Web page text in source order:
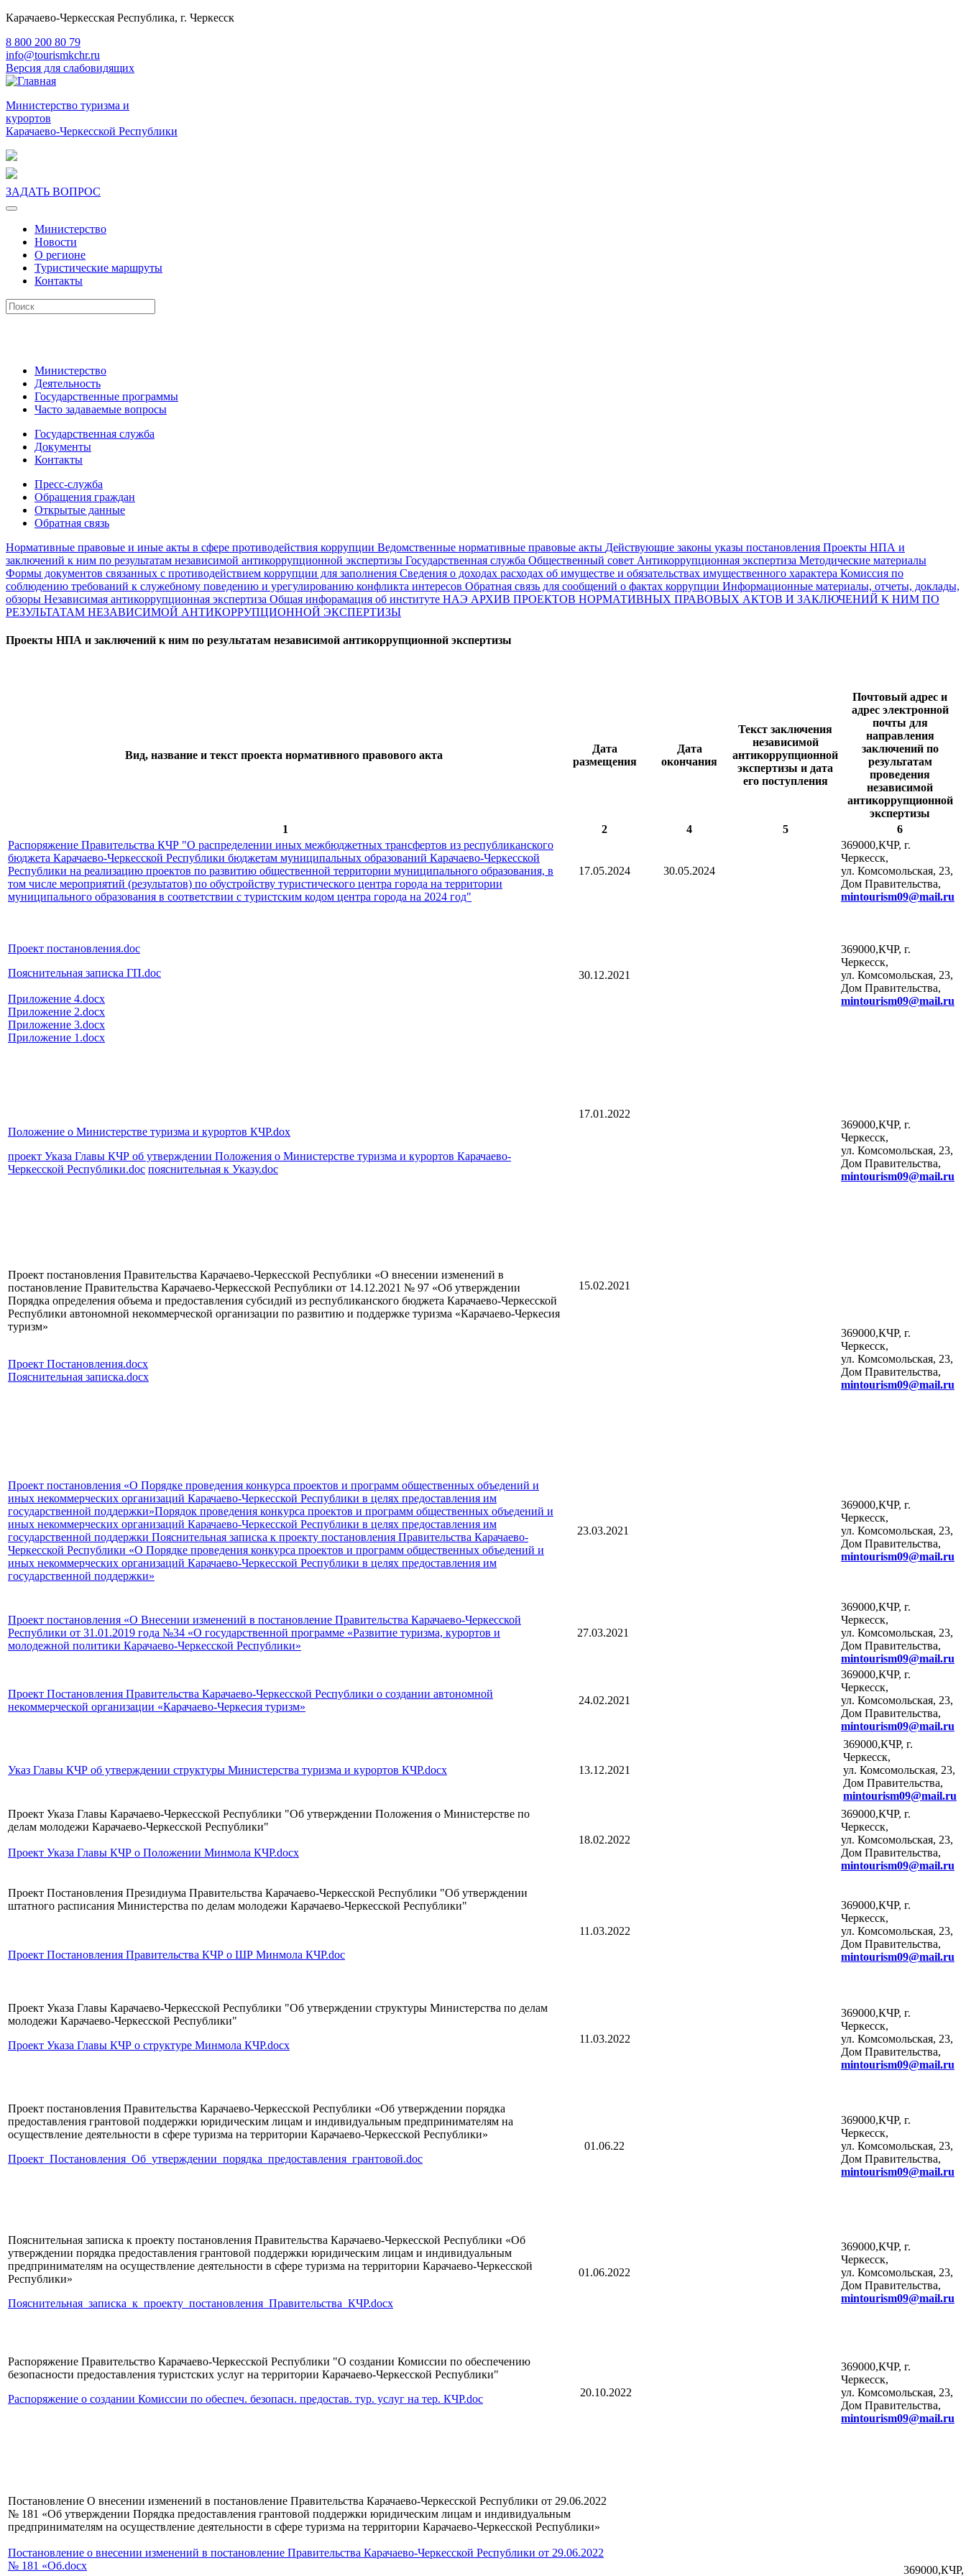
Карачаево-Черкесская Республика, г. Черкесск
8 800 200 80 79
info@tourismkchr.ru
Версия для слабовидящих
Министерство туризма и
курортов
Карачаево-Черкесской Республики
ЗАДАТЬ ВОПРОС
Министерство
Новости
О регионе
Туристические маршруты
Контакты
Министерство
Деятельность
Государственные программы
Часто задаваемые вопросы
Государственная служба
Документы
Контакты
Пресс-служба
Обращения граждан
Открытые данные
Обратная связь
Нормативные правовые и иные акты в сфере противодействия коррупции Ведомственные нормативные правовые акты Действующие законы указы постановления Проекты НПА и
заключений к ним по результатам независимой антикоррупционной экспертизы Государственная служба Общественный совет Антикоррупционная экспертиза Методические материалы
Формы документов связанных с противодействием коррупции для заполнения Сведения о доходах расходах об имуществе и обязательствах имущественного характера Комиссия по
соблюдению требований к служебному поведению и урегулированию конфликта интересов Обратная связь для сообщений о фактах коррупции Информационные материалы, отчеты, доклады,
обзоры Независимая антикоррупционная экспертиза Общая инфорамация об институте НАЭ АРХИВ ПРОЕКТОВ НОРМАТИВНЫХ ПРАВОВЫХ АКТОВ И ЗАКЛЮЧЕНИЙ К НИМ ПО
РЕЗУЛЬТАТАМ НЕЗАВИСИМОЙ АНТИКОРРУПЦИОННОЙ ЭКСПЕРТИЗЫ
Проекты НПА и заключений к ним по результатам независимой антикоррупционной экспертизы
Вид, название и текст проекта нормативного правового акта
Дата
размещения
Дата
окончания
Текст заключения
независимой
антикоррупционной
экспертизы и дата
его поступления
Почтовый адрес и
адрес электронной
почты для
направления
заключений по
результатам
проведения
независимой
антикоррупционной
экспертизы
1
2 4 5
6
Распоряжение Правительства КЧР "О распределении иных межбюджетных трансфертов из республиканского
бюджета Карачаево-Черкесской Республики бюджетам муниципальных образований Карачаево-Черкесской
Республики на реализацию проектов по развитию общественной территории муниципального образования, в
том числе мероприятий (результатов) по обустройству туристического центра города на территории
муниципального образования в соответствии с туристским кодом центра города на 2024 год"
17.05.2024 30.05.2024
369000,КЧР, г.
Черкесск,
ул. Комсомольская, 23,
Дом Правительства,
mintourism09@mail.ru
Проект постановления.doc
Пояснительная записка ГП.doc
Приложение 4.docx
Приложение 2.docx
Приложение 3.docx
Приложение 1.docx
30.12.2021
369000,КЧР, г.
Черкесск,
ул. Комсомольская, 23,
Дом Правительства,
mintourism09@mail.ru
Положение о Министерстве туризма и курортов КЧР.dox
проект Указа Главы КЧР об утверждении Положения о Министерстве туризма и курортов Карачаево-
Черкесской Республики.doc пояснительная к Указу.doc
17.01.2022
369000,КЧР, г.
Черкесск,
ул. Комсомольская, 23,
Дом Правительства,
mintourism09@mail.ru
Проект постановления Правительства Карачаево-Черкесской Республики «О внесении изменений в
постановление Правительства Карачаево-Черкесской Республики от 14.12.2021 № 97 «Об утверждении
Порядка определения объема и предоставления субсидий из республиканского бюджета Карачаево-Черкесской
Республики автономной некоммерческой организации по развитию и поддержке туризма «Карачаево-Черкесия
туризм»
Проект Постановления.docx
Пояснительная записка.docx
15.02.2021
369000,КЧР, г.
Черкесск,
ул. Комсомольская, 23,
Дом Правительства,
mintourism09@mail.ru
Проект постановления «О Порядке проведения конкурса проектов и программ общественных объедений и
иных некоммерческих организаций Карачаево-Черкесской Республики в целях предоставления им
государственной поддержки»Порядок проведения конкурса проектов и программ общественных объедений и
иных некоммерческих организаций Карачаево-Черкесской Республики в целях предоставления им
государственной поддержки Пояснительная записка к проекту постановления Правительства Карачаево-
Черкесской Республики «О Порядке проведения конкурса проектов и программ общественных объедений и
иных некоммерческих организаций Карачаево-Черкесской Республики в целях предоставления им
государственной поддержки»
23.03.2021
369000,КЧР, г.
Черкесск,
ул. Комсомольская, 23,
Дом Правительства,
mintourism09@mail.ru
Проект постановления «О Внесении изменений в постановление Правительства Карачаево-Черкесской
Республики от 31.01.2019 года №34 «О государственной программе «Развитие туризма, курортов и
молодежной политики Карачаево-Черкесской Республики»
27.03.2021
369000,КЧР, г.
Черкесск,
ул. Комсомольская, 23,
Дом Правительства,
mintourism09@mail.ru
Проект Постановления Правительства Карачаево-Черкесской Республики о создании автономной
некоммерческой организации «Карачаево-Черкесия туризм»
24.02.2021
369000,КЧР, г.
Черкесск,
ул. Комсомольская, 23,
Дом Правительства,
mintourism09@mail.ru
Указ Главы КЧР об утверждении структуры Министерства туризма и курортов КЧР.docx 13.12.2021
369000,КЧР, г.
Черкесск,
ул. Комсомольская, 23,
Дом Правительства,
mintourism09@mail.ru
Проект Указа Главы Карачаево-Черкесской Республики "Об утверждении Положения о Министерстве по
делам молодежи Карачаево-Черкесской Республики"
Проект Указа Главы КЧР о Положении Минмола КЧР.docx
18.02.2022
369000,КЧР, г.
Черкесск,
ул. Комсомольская, 23,
Дом Правительства,
mintourism09@mail.ru
Проект Постановления Президиума Правительства Карачаево-Черкесской Республики "Об утверждении
штатного расписания Министерства по делам молодежи Карачаево-Черкесской Республики"
Проект Постановления Правительства КЧР о ШР Минмола КЧР.doc
11.03.2022
369000,КЧР, г.
Черкесск,
ул. Комсомольская, 23,
Дом Правительства,
mintourism09@mail.ru
Проект Указа Главы Карачаево-Черкесской Республики "Об утверждении структуры Министерства по делам
молодежи Карачаево-Черкесской Республики"
Проект Указа Главы КЧР о структуре Минмола КЧР.docx
11.03.2022
369000,КЧР, г.
Черкесск,
ул. Комсомольская, 23,
Дом Правительства,
mintourism09@mail.ru
Проект постановления Правительства Карачаево-Черкесской Республики «Об утверждении порядка
предоставления грантовой поддержки юридическим лицам и индивидуальным предпринимателям на
осуществление деятельности в сфере туризма на территории Карачаево-Черкесской Республики»
Проект_Постановления_Об_утверждении_порядка_предоставления_грантовой.doc
01.06.22
369000,КЧР, г.
Черкесск,
ул. Комсомольская, 23,
Дом Правительства,
mintourism09@mail.ru
Пояснительная записка к проекту постановления Правительства Карачаево-Черкесской Республики «Об
утверждении порядка предоставления грантовой поддержки юридическим лицам и индивидуальным
предпринимателям на осуществление деятельности в сфере туризма на территории Карачаево-Черкесской
Республики»
Пояснительная_записка_к_проекту_постановления_Правительства_КЧР.docx
01.06.2022
369000,КЧР, г.
Черкесск,
ул. Комсомольская, 23,
Дом Правительства,
mintourism09@mail.ru
Распоряжение Правительство Карачаево-Черкесской Республики "О создании Комиссии по обеспечению
безопасности предоставления туристских услуг на территории Карачаево-Черкесской Республики"
Распоряжение о создании Комиссии по обеспеч. безопасн. предостав. тур. услуг на тер. КЧР.doc
20.10.2022
369000,КЧР, г.
Черкесск,
ул. Комсомольская, 23,
Дом Правительства,
mintourism09@mail.ru
Постановление О внесении изменений в постановление Правительства Карачаево-Черкесской Республики от 29.06.2022
№ 181 «Об утверждении Порядка предоставления грантовой поддержки юридическим лицам и индивидуальным
предпринимателям на осуществление деятельности в сфере туризма на территории Карачаево-Черкесской Республики»
Постановление о внесении изменений в постановление Правительства Карачаево-Черкесской Республики от 29.06.2022
№ 181 «Об.docx